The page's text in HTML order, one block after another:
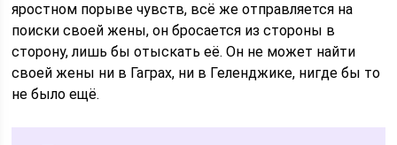
яростном порыве чувств, всё же отправляется на
поиски своей жены, он бросается из стороны в
сторону, лишь бы отыскать её. Он не может найти
своей жены ни в Гаграх, ни в Геленджике, нигде бы то
не было ещё.